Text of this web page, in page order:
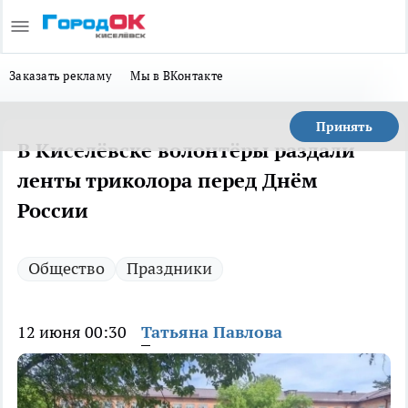
Заказать рекламу Мы в ВКонтакте
Принять
В Киселёвске волонтёры раздали
ленты триколора перед Днём
России
Общество Праздники
12 июня 00:30 Татьяна Павлова